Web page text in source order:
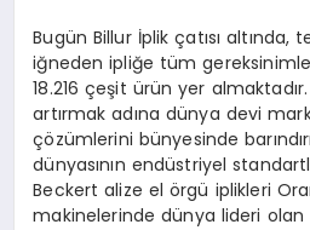
Bugün Billur İplik çatısı altında,
iğneden ipliğe tüm
18.216 çeşit ürün yer
artırmak adına dünya devi
çözümlerini bünyesinde
dünyasının endüstriyel
Beckert alize el örgü iplikleri
makinelerinde dünya lideri